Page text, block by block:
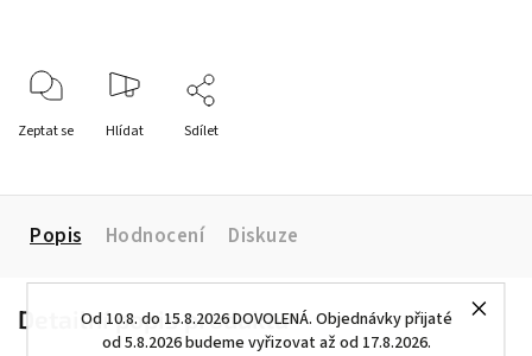
Od 10.8. do 15.8.2026 DOVOLENÁ. Objednávky přijaté
od 5.8.2026 budeme vyřizovat až od 17.8.2026.
Zeptat se Hlídat Sdílet
Popis Hodnocení Diskuze
Detailní popis produktu